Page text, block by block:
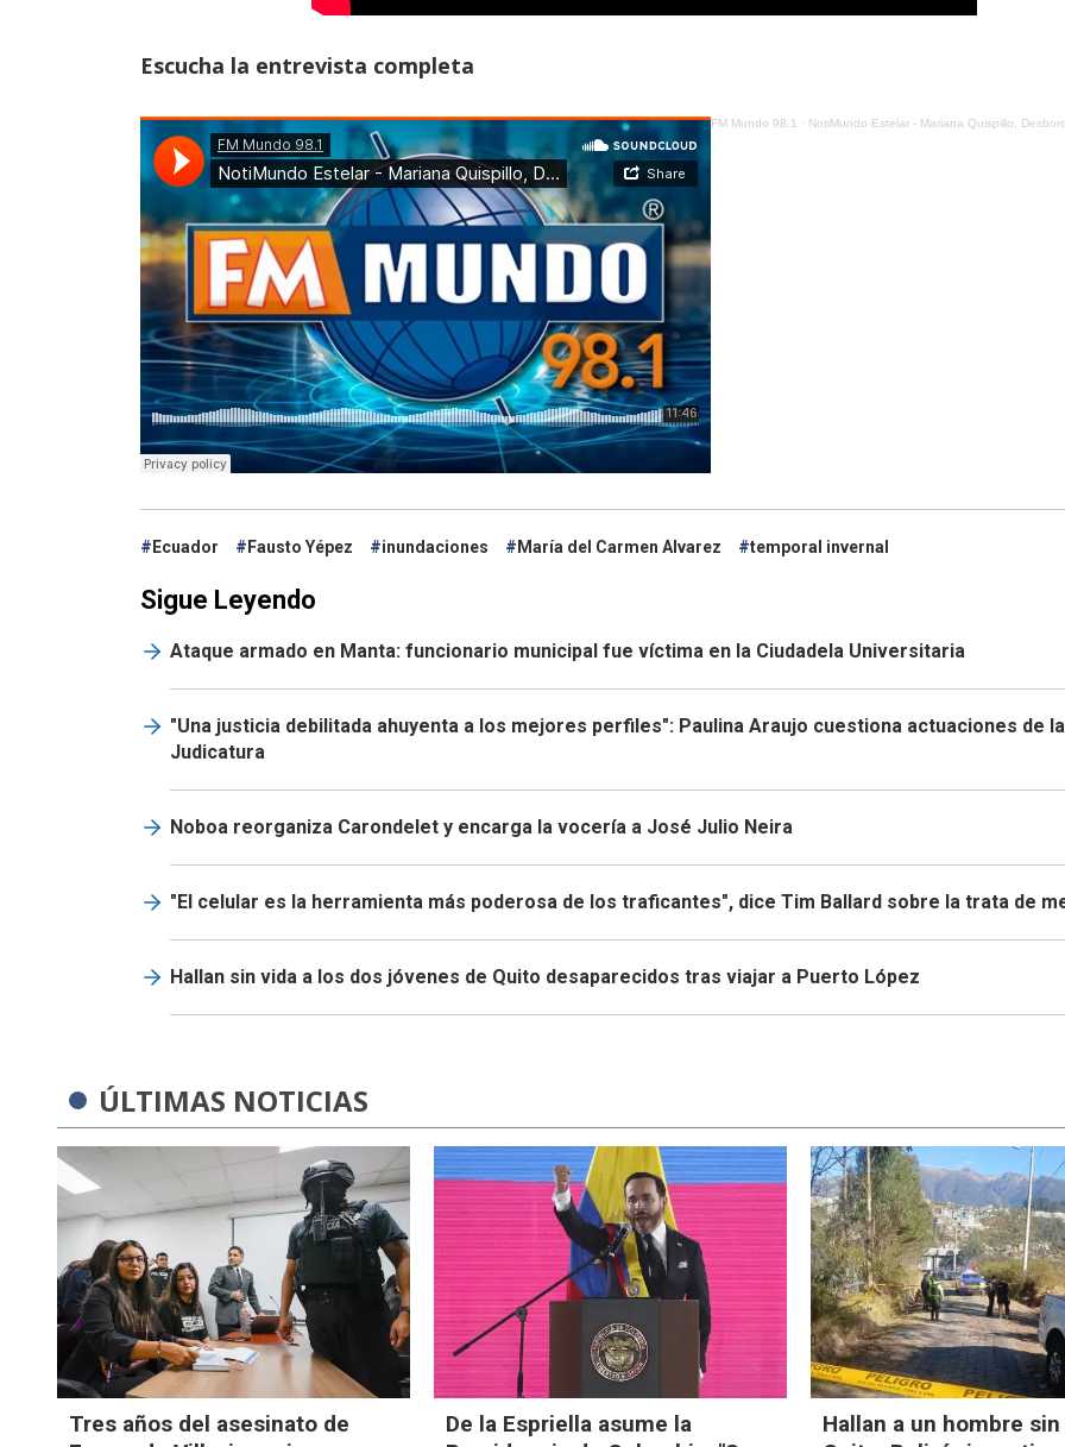
Escucha la entrevista completa
FM Mundo 98.1 · NotiMundo Estelar - Mariana Quispillo, Desbordamientos e inundaciones en el país por las
Ecuador Fausto Yépez inundaciones María del Carmen Alvarez temporal invernal
Sigue Leyendo
Ataque armado en Manta: funcionario municipal fue víctima en la Ciudadela Universitaria
"Una justicia debilitada ahuyenta a los mejores perfiles": Paulina Araujo cuestiona actuaciones de la
Judicatura
Noboa reorganiza Carondelet y encarga la vocería a José Julio Neira
"El celular es la herramienta más poderosa de los traficantes", dice Tim Ballard sobre la trata de
Hallan sin vida a los dos jóvenes de Quito desaparecidos tras viajar a Puerto López
ÚLTIMAS NOTICIAS
Tres años del asesinato de
De la Espriella asume la
Hallan a un hombre sin